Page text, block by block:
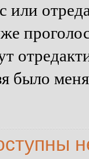
или
было